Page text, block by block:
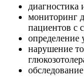
диагностика
мониторинг
пациентов с
определение
нарушение